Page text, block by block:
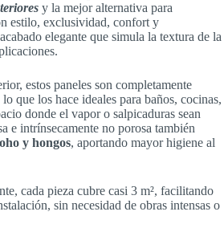
y la mejor alternativa para
estilo, exclusividad, confort y
elegante que simula la textura de la
estos paneles son completamente
lo que los hace ideales para baños, cocinas,
donde el vapor o salpicaduras sean
e intrínsecamente no porosa también
y hongos, aportando mayor higiene al
cada pieza cubre casi 3 m², facilitando
sin necesidad de obras intensas o